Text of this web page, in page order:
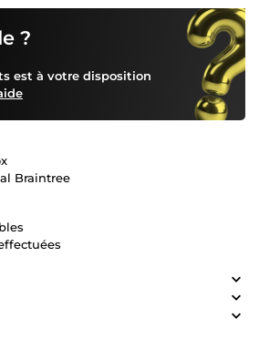
?
est à votre disposition
Braintree